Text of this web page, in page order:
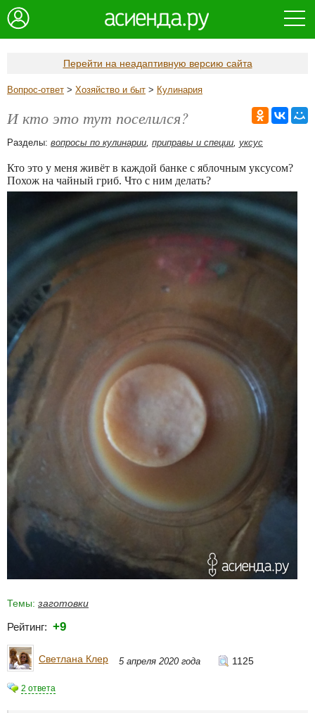
Перейти на неадаптивную версию сайта
Вопрос-ответ > Хозяйство и быт > Кулинария
И кто это тут поселился?
Разделы: вопросы по кулинарии, приправы и специи, уксус
Кто это у меня живёт в каждой банке с яблочным уксусом?
Похож на чайный гриб. Что с ним делать?
Темы: заготовки
Рейтинг: +9
Светлана Клер 5 апреля 2020 года 1125
2 ответа